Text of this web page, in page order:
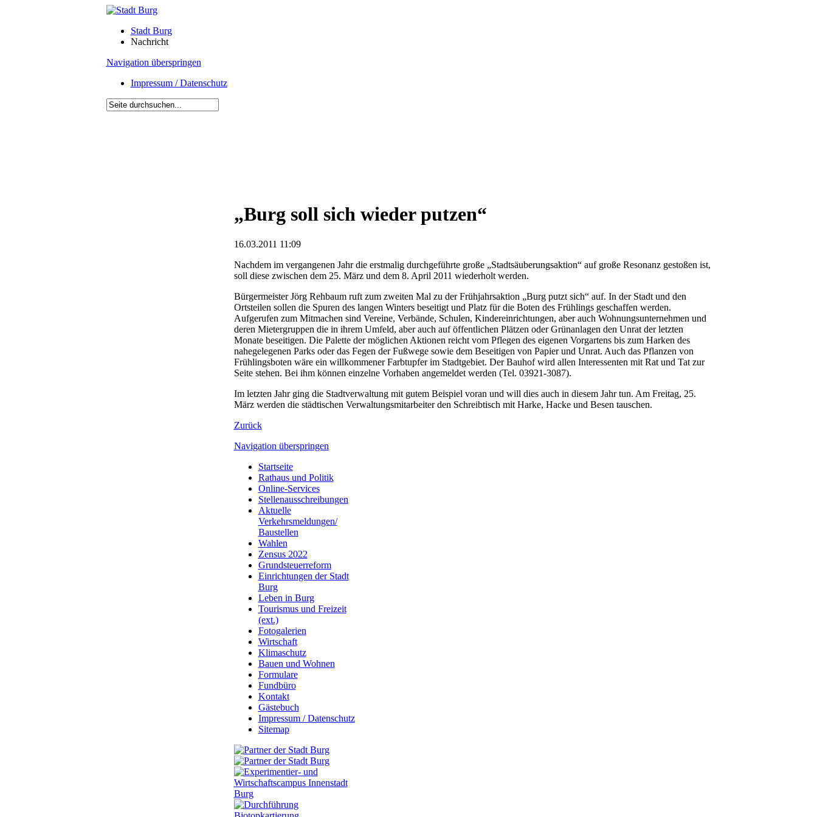
Stadt Burg
Nachricht
Navigation überspringen
Impressum / Datenschutz
„Burg soll sich wieder putzen“
16.03.2011 11:09
Nachdem im vergangenen Jahr die erstmalig durchgeführte große „Stadtsäuberungsaktion“ auf große Resonanz gestoßen ist,
soll diese zwischen dem 25. März und dem 8. April 2011 wiederholt werden.
Bürgermeister Jörg Rehbaum ruft zum zweiten Mal zu der Frühjahrsaktion „Burg putzt sich“ auf. In der Stadt und den
Ortsteilen sollen die Spuren des langen Winters beseitigt und Platz für die Boten des Frühlings geschaffen werden.
Aufgerufen zum Mitmachen sind Vereine, Verbände, Schulen, Kindereinrichtungen, aber auch Wohnungsunternehmen und
deren Mietergruppen die in ihrem Umfeld, aber auch auf öffentlichen Plätzen oder Grünanlagen den Unrat der letzten
Monate beseitigen. Die Palette der möglichen Aktionen reicht vom Pflegen des eigenen Vorgartens bis zum Harken des
nahegelegenen Parks oder das Fegen der Fußwege sowie dem Beseitigen von Papier und Unrat. Auch das Pflanzen von
Frühlingsboten wäre ein willkommener Farbtupfer im Stadtgebiet. Der Bauhof wird allen Interessenten mit Rat und Tat zur
Seite stehen. Bei ihm können einzelne Vorhaben angemeldet werden (Tel. 03921-3087).
Im letzten Jahr ging die Stadtverwaltung mit gutem Beispiel voran und will dies auch in diesem Jahr tun. Am Freitag, 25.
März werden die städtischen Verwaltungsmitarbeiter den Schreibtisch mit Harke, Hacke und Besen tauschen.
Zurück
Navigation überspringen
Startseite
Rathaus und Politik
Online-Services
Stellenausschreibungen
Aktuelle
Verkehrsmeldungen/
Baustellen
Wahlen
Zensus 2022
Grundsteuerreform
Einrichtungen der Stadt
Burg
Leben in Burg
Tourismus und Freizeit
(ext.)
Fotogalerien
Wirtschaft
Klimaschutz
Bauen und Wohnen
Formulare
Fundbüro
Kontakt
Gästebuch
Impressum / Datenschutz
Sitemap